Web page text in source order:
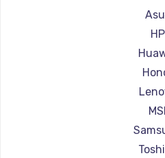
Ремонт
Ремонт
Ремонт
Ремонт
Ремонт
Ремонт
Ремонт
Ремонт
HP
MSI